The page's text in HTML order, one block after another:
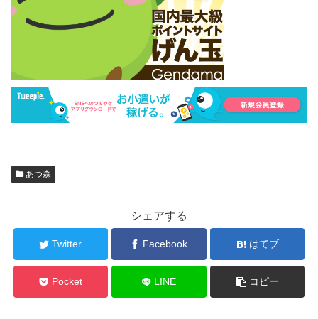
あつ森
シェアする
Twitter Facebook はてブ
Pocket LINE コピー